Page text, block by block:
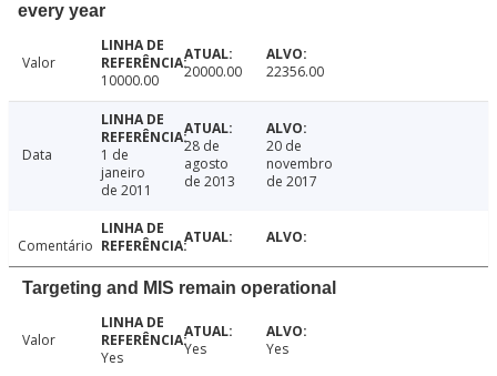
every year
Valor
10000.00
20000.00 22356.00
Data
1 de
janeiro
de 2011
28 de
agosto
de 2013
20 de
novembro
de 2017
Comentário
Targeting and MIS remain operational
Valor
Yes
Yes Yes